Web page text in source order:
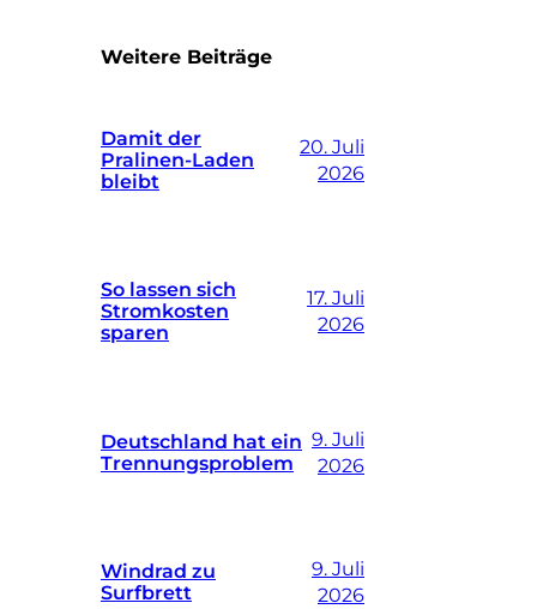
Weitere Beiträge
Damit der
Pralinen-Laden
bleibt
20. Juli
2026
So lassen sich
Stromkosten
sparen
17. Juli
2026
Deutschland hat ein
Trennungsproblem
9. Juli
2026
Windrad zu
Surfbrett
9. Juli
2026